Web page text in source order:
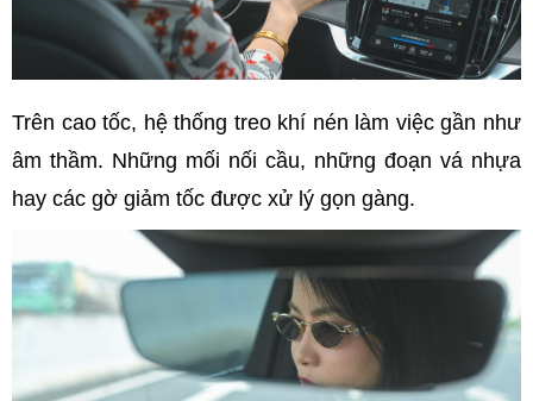
Trên cao tốc, hệ thống treo khí nén làm việc gần như
âm thầm. Những mối nối cầu, những đoạn vá nhựa
hay các gờ giảm tốc được xử lý gọn gàng.